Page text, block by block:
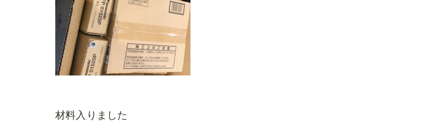
材料入りました